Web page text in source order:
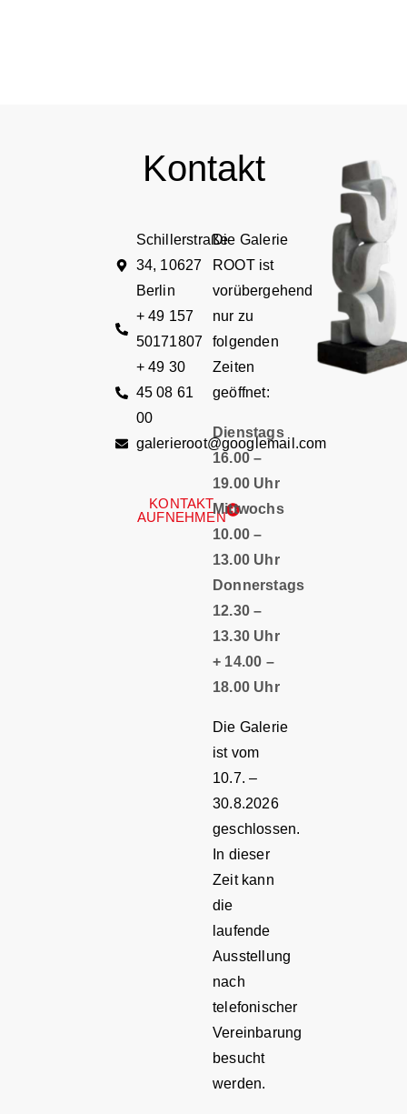
Kontakt
Schillerstraße
34, 10627
Berlin
+ 49 157
50171807
+ 49 30
45 08 61
00
galerieroot@googlemail.com
KONTAKT
AUFNEHMEN
Die Galerie
ROOT ist
vorübergehend
nur zu
folgenden
Zeiten
geöffnet:
Dienstags
16.00 –
19.00 Uhr
Mittwochs
10.00 –
13.00 Uhr
Donnerstags
12.30 –
13.30 Uhr
+ 14.00 –
18.00 Uhr
Die Galerie
ist vom
10.7. –
30.8.2026
geschlossen.
In dieser
Zeit kann
die
laufende
Ausstellung
nach
telefonischer
Vereinbarung
besucht
werden.